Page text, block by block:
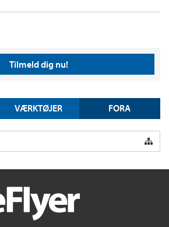
Tilmeld dig nu!
VÆRKTØJER FORA